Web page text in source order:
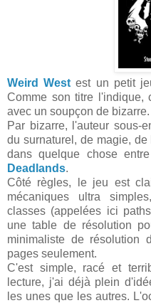
Weird West est un petit
Comme son titre
avec un soupçon de bizarre.
Par bizarre, l'auteur sous-
du surnaturel, de magie,
dans quelque chose entre
Deadlands.
Côté règles, le jeu est
mécaniques ultra
classes (appelées ici
une table de résolution
minimaliste de résolution
pages seulement.
C'est simple, racé et
lecture, j'ai déjà plein
les unes que les autres.